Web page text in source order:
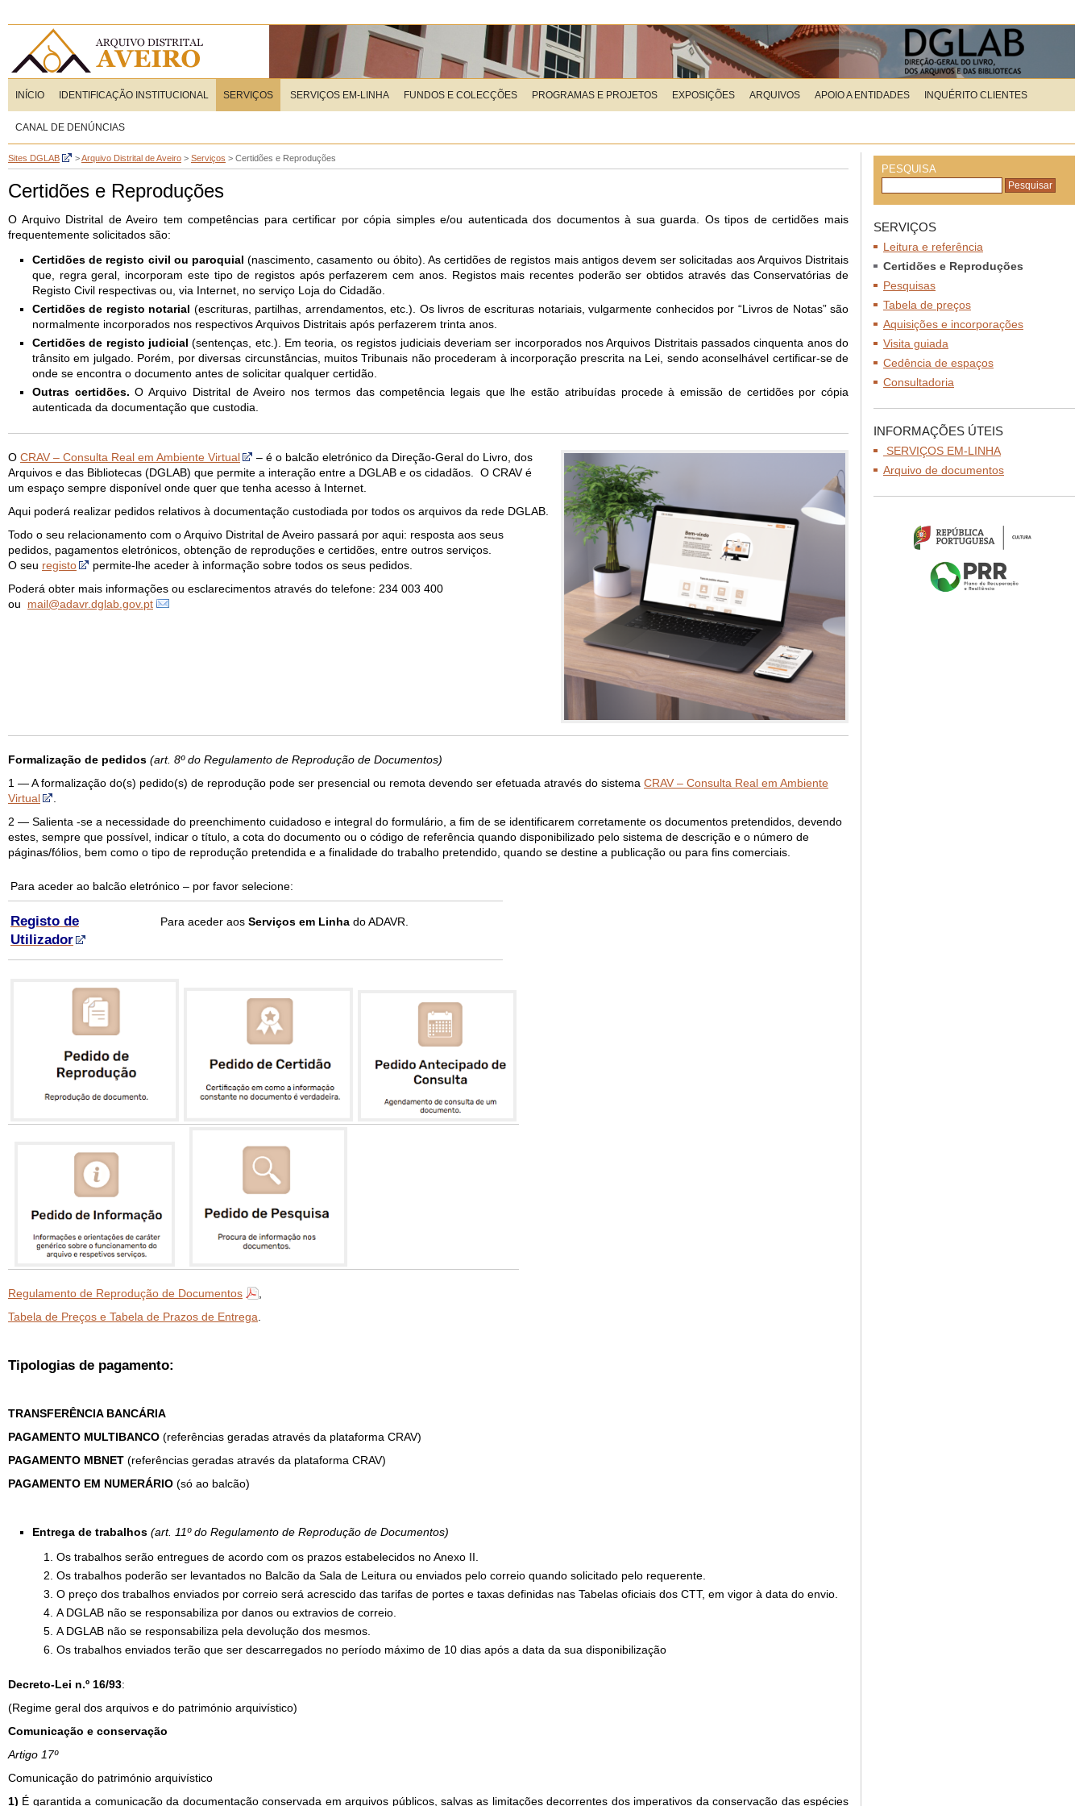
INÍCIO IDENTIFICAÇÃO INSTITUCIONAL SERVIÇOS SERVIÇOS EM-LINHA FUNDOS E COLECÇÕES PROGRAMAS E PROJETOS EXPOSIÇÕES ARQUIVOS APOIO A ENTIDADES INQUÉRITO CLIENTES
CANAL DE DENÚNCIAS
Sites DGLAB >Arquivo Distrital de Aveiro > Serviços > Certidões e Reproduções
Certidões e Reproduções
O Arquivo Distrital de Aveiro tem competências para certificar por cópia simples e/ou autenticada dos documentos à sua guarda. Os tipos de certidões mais
frequentemente solicitados são:
Certidões de registo civil ou paroquial (nascimento, casamento ou óbito). As certidões de registos mais antigos devem ser solicitadas aos Arquivos Distritais
que, regra geral, incorporam este tipo de registos após perfazerem cem anos. Registos mais recentes poderão ser obtidos através das Conservatórias de
Registo Civil respectivas ou, via Internet, no serviço Loja do Cidadão.
Certidões de registo notarial (escrituras, partilhas, arrendamentos, etc.). Os livros de escrituras notariais, vulgarmente conhecidos por “Livros de Notas” são
normalmente incorporados nos respectivos Arquivos Distritais após perfazerem trinta anos.
Certidões de registo judicial(sentenças, etc.). Em teoria, os registos judiciais deveriam ser incorporados nos Arquivos Distritais passados cinquenta anos do
trânsito em julgado. Porém, por diversas circunstâncias, muitos Tribunais não procederam à incorporação prescrita na Lei, sendo aconselhável certificar-se de
onde se encontra o documento antes de solicitar qualquer certidão.
Outras certidões. O Arquivo Distrital de Aveiro nos termos das competência legais que lhe estão atribuídas procede à emissão de certidões por cópia
autenticada da documentação que custodia.
O CRAV – Consulta Real em Ambiente Virtual
– é o balcão eletrónico da Direção-Geral do Livro, dos
Arquivos e das Bibliotecas (DGLAB) que permite a interação entre a DGLAB e os cidadãos. O CRAV é
um espaço sempre disponível onde quer que tenha acesso à Internet.
Aqui poderá realizar pedidos relativos à documentação custodiada por todos os arquivos da rede DGLAB.
Todo o seu relacionamento com o Arquivo Distrital de Aveiro passará por aqui: resposta aos seus
pedidos, pagamentos eletrónicos, obtenção de reproduções e certidões, entre outros serviços.
O seu registo
permite-lhe aceder à informação sobre todos os seus pedidos.
Poderá obter mais informações ou esclarecimentos através do telefone: 234 003 400
ou mail@adavr.dglab.gov.pt
Formalização de pedidos (art. 8º do Regulamento de Reprodução de Documentos)
1 — A formalização do(s) pedido(s) de reprodução pode ser presencial ou remota devendo ser efetuada através do sistema CRAV – Consulta Real em Ambiente
Virtual
2 — Salienta -se a necessidade do preenchimento cuidadoso e integral do formulário, a fim de se identificarem corretamente os documentos pretendidos, devendo
estes, sempre que possível, indicar o título, a cota do documento ou o código de referência quando disponibilizado pelo sistema de descrição e o número de
páginas/fólios, bem como o tipo de reprodução pretendida e a finalidade do trabalho pretendido, quando se destine a publicação ou para fins comerciais.
Para aceder ao balcão eletrónico – por favor selecione:
Registo de
Utilizador
Para aceder aos Serviços em Linha do ADAVR.
Regulamento de Reprodução de Documentos
Tabela de Preços e Tabela de Prazos de Entrega
Tipologias de pagamento:
TRANSFERÊNCIA BANCÁRIA
PAGAMENTO MULTIBANCO (referências geradas através da plataforma CRAV)
PAGAMENTO MBNET (referências geradas através da plataforma CRAV)
PAGAMENTO EM NUMERÁRIO (só ao balcão)
Entrega de trabalhos (art. 11º do Regulamento de Reprodução de Documentos)
Os trabalhos serão entregues de acordo com os prazos estabelecidos no Anexo II.
Os trabalhos poderão ser levantados no Balcão da Sala de Leitura ou enviados pelo correio quando solicitado pelo requerente.
O preço dos trabalhos enviados por correio será acrescido das tarifas de portes e taxas definidas nas Tabelas oficiais dos CTT, em vigor à data do envio.
A DGLAB não se responsabiliza por danos ou extravios de correio.
A DGLAB não se responsabiliza pela devolução dos mesmos.
Os trabalhos enviados terão que ser descarregados no período máximo de 10 dias após a data da sua disponibilização
Decreto-Lei n.º 16/93:
(Regime geral dos arquivos e do património arquivístico)
Comunicação e conservação
Artigo 17º
Comunicação do património arquivístico
1) É garantida a comunicação da documentação conservada em arquivos públicos, salvas as limitações decorrentes dos imperativos da conservação das espécies
PESQUISA
SERVIÇOS
Leitura e referência
Certidões e Reproduções
Pesquisas
Tabela de preços
Aquisições e incorporações
Visita guiada
Cedência de espaços
Consultadoria
INFORMAÇÕES ÚTEIS
SERVIÇOS EM-LINHA
Arquivo de documentos